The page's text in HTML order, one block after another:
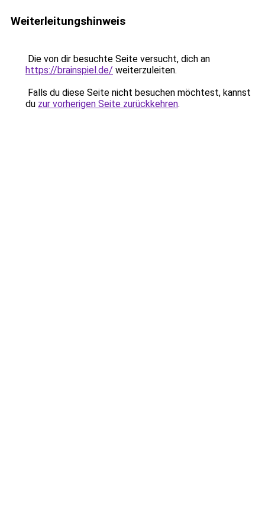
Weiterleitungshinweis
Die von dir besuchte Seite versucht, dich an
https://brainspiel.de/ weiterzuleiten.
Falls du diese Seite nicht besuchen möchtest, kannst
du zur vorherigen Seite zurückkehren.